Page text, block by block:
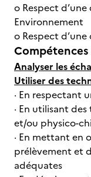
o Respect
Environnement
o Respect
Analyser les
Utiliser des
· En respectant
· En utilisant
et/ou physico-
· En mettant en
prélèvement et
adéquates